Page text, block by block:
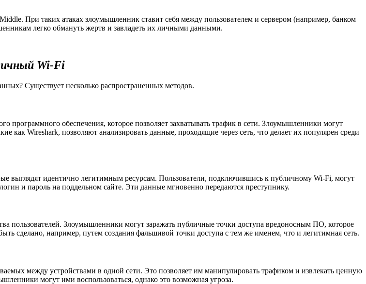
При таких атаках злоумышленник ставит себя между пользователем и сервером (например, банком
легко обмануть жертв и завладеть их личными данными.
Wi-Fi
Существует несколько распространенных методов.
программного обеспечения, которое позволяет захватывать трафик в сети. Злоумышленники могут
как Wireshark, позволяют анализировать данные, проходящие через сеть, что делает их популярен среди
выглядят идентично легитимным ресурсам. Пользователи, подключившись к публичному Wi-Fi, могут
и пароль на поддельном сайте. Эти данные мгновенно передаются преступнику.
пользователей. Злоумышленники могут заражать публичные точки доступа вредоносным ПО, которое
сделано, например, путем создания фальшивой точки доступа с тем же именем, что и легитимная сеть.
между устройствами в одной сети. Это позволяет им манипулировать трафиком и извлекать ценную
могут ими воспользоваться, однако это возможная угроза.